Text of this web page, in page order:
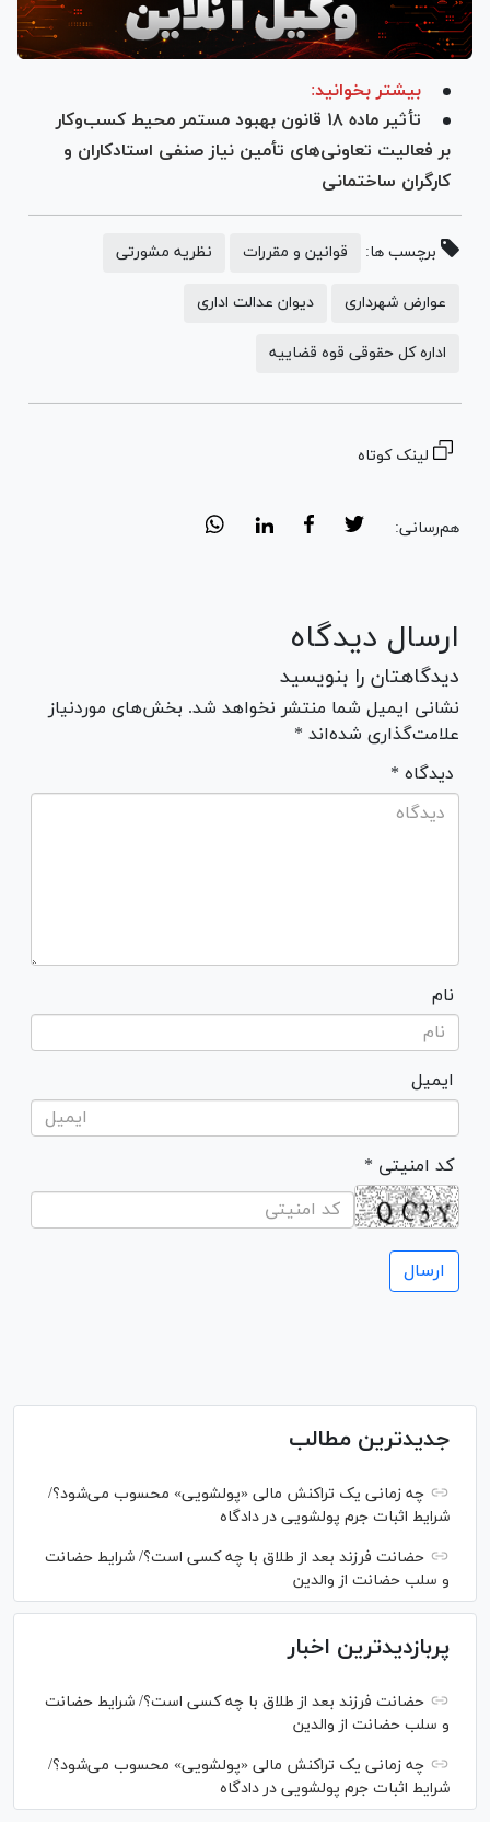
بیشتر بخوانید:
تأثیر ماده ۱۸ قانون بهبود مستمر محیط کسب‌وکار
بر فعالیت تعاونی‌های تأمین نیاز صنفی استادکاران و
کارگران ساختمانی
برچسب ها: قوانین و مقررات نظریه مشورتی
عوارض شهرداری دیوان عدالت اداری
اداره کل حقوقی قوه قضاییه
لینک کوتاه
هم‌رسانی:
ارسال دیدگاه
دیدگاهتان را بنویسید
نشانی ایمیل شما منتشر نخواهد شد. بخش‌های موردنیاز
علامت‌گذاری شده‌اند *
* دیدگاه
نام
ایمیل
* کد امنیتی
جدیدترین مطالب
چه زمانی یک تراکنش مالی «پولشویی» محسوب می‌شود؟/
شرایط اثبات جرم پولشویی در دادگاه
حضانت فرزند بعد از طلاق با چه کسی است؟/ شرایط حضانت
و سلب حضانت از والدین
پربازدیدترین اخبار
حضانت فرزند بعد از طلاق با چه کسی است؟/ شرایط حضانت
و سلب حضانت از والدین
چه زمانی یک تراکنش مالی «پولشویی» محسوب می‌شود؟/
شرایط اثبات جرم پولشویی در دادگاه